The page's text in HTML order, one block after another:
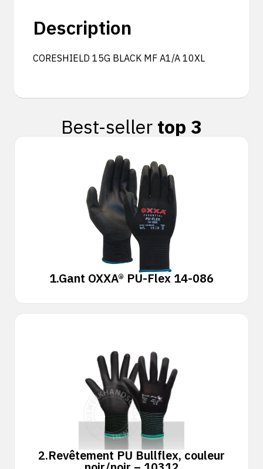
Description
CORESHIELD 15G BLACK MF A1/A 10XL
Best-seller top 3
1.Gant OXXA® PU-Flex 14-086
2.Revêtement PU Bullflex, couleur